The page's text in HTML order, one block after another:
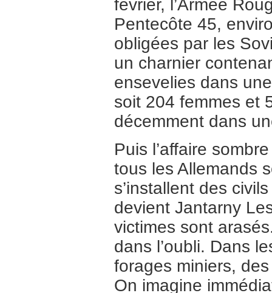
février, l’Armée
Pentecôte 45,
obligées par les
un charnier
ensevelies dans
soit 204 femmes et
décemment dans
Puis l’affaire
tous les Allemands
s’installent des
devient Jantarny
victimes sont
dans l’oubli. Dans
forages miniers,
On imagine